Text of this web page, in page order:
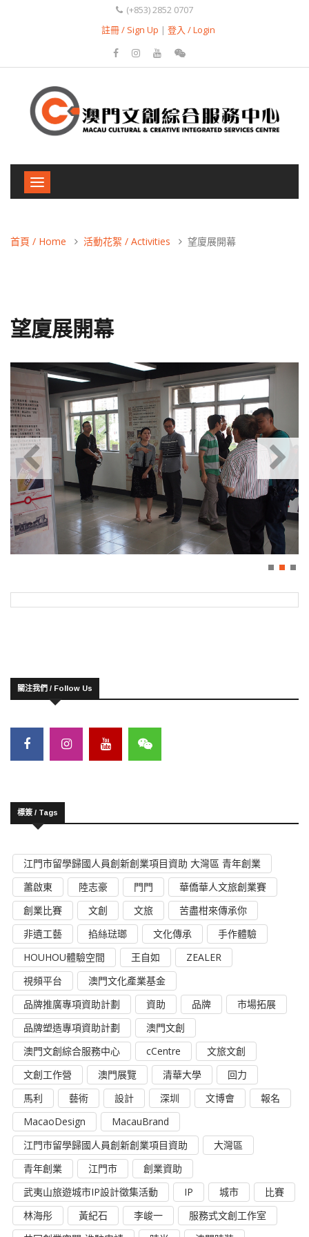
(+853) 2852 0707
註冊 / Sign Up | 登入 / Login
Toggle
navigation
首頁 / Home 活動花絮 / Activities 望廈展開幕
望廈展開幕
關注我們 / Follow Us
標簽 / Tags
江門市留學歸國人員創新創業項目資助 大灣區 青年創業
蕭啟東
陸志豪 門門
華僑華人文旅創業賽
創業比賽
文創 文旅
苦盡柑來傳承你
非遺工藝
掐絲琺瑯 文化傳承
手作體驗
HOUHOU體驗空間
王自如
ZEALER
視頻平台
澳門文化產業基金
品牌推廣專項資助計劃
資助 品牌
市場拓展
品牌塑造專項資助計劃
澳門文創
澳門文創綜合服務中心
cCentre
文旅文創
文創工作營
澳門展覽 清華大學
回力
馬利
藝術 設計 深圳 文博會
報名
MacaoDesign
MacauBrand
江門市留學歸國人員創新創業項目資助
大灣區
青年創業
江門市
創業資助
武夷山旅遊城市IP設計徵集活動
IP 城市
比賽
林海彤
黃紀石 李峻一
服務式文創工作室